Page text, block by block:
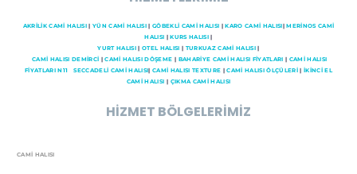
AKRİLİK CAMİ HALISI| YÜN CAMİ HALISI| GÖBEKLİ CAMİ HALISI |KARO CAMİ HALISI|MERİNOS CAMİ
HALISI |KURS HALISI |
YURT HALISI| OTEL HALISI | TURKUAZ CAMİ HALISI |
CAMI HALISI DEMİRCİ |CAMİ HALISI DÖŞEME | BAHARİYE CAMİ HALISI FİYATLARI | CAMİ HALISI
FİYATLARI N11
SECCADELI CAMI HALISI| CAMİ HALISI TEXTURE |CAMİ HALISI ÖLÇÜLERİ |İKİNCİ EL
CAMİ HALISI | ÇIKMA CAMİ HALISI
HİZMET BÖLGELERİMİZ
CAMİ HALISI